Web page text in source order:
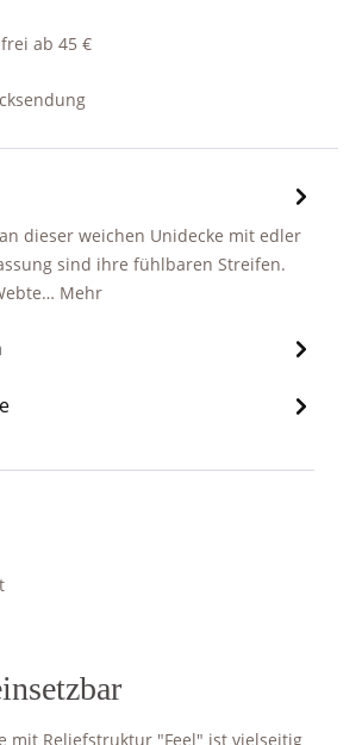
ab 45 €
dieser weichen Unidecke mit edler
sind ihre fühlbaren Streifen.
Mehr
mit Reliefstruktur "Feel" ist vielseitig